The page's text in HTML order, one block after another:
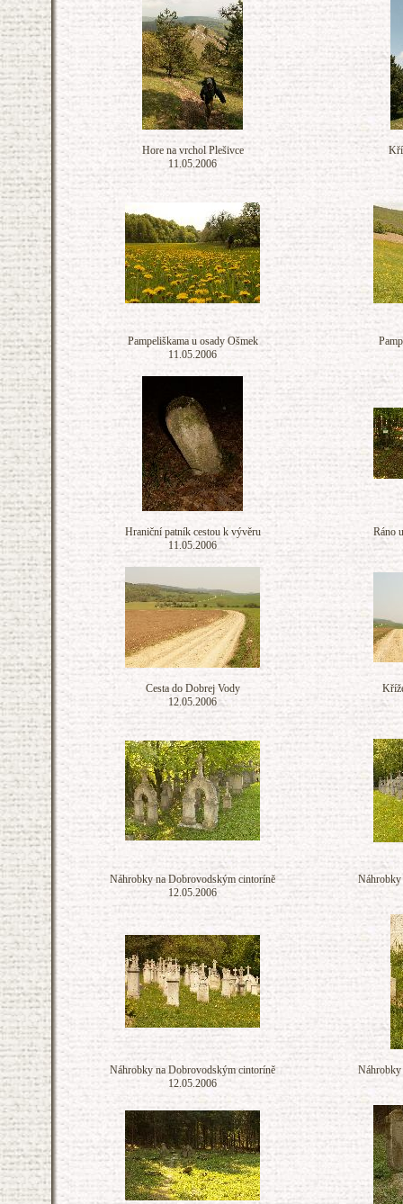
Hore na vrchol Plešivce
11.05.2006
Pampeliškama u osady Ošmek
11.05.2006
Hraniční patník cestou k vývěru
11.05.2006
Ráno
Cesta do Dobrej Vody
12.05.2006
Náhrobky na Dobrovodským cintoríně
12.05.2006
Náhrobky na Dobrovodským cintoríně
12.05.2006